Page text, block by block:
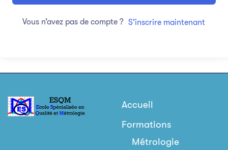
Vous n’avez pas de compte ? S’inscrire maintenant
Accueil
Formations
Métrologie